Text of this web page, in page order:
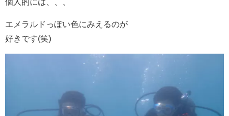
個人的には、、、
エメラルドっぽい色にみえるのが
好きです(笑)